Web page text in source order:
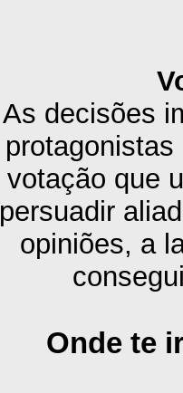
As decisões
votação que
persuadir
opiniões, a
Onde te